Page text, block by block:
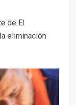
de El
eliminación